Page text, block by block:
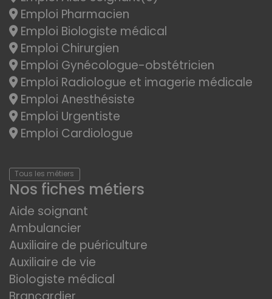
Emploi Pharmacien
Emploi Biologiste médical
Emploi Chirurgien
Emploi Gynécologue-obstétricien
Emploi Radiologue et imagerie médicale
Emploi Anesthésiste
Emploi Urgentiste
Emploi Cardiologue
Tous les métiers
Nos fiches métiers
Aide soignant
Ambulancier
Auxiliaire de puériculture
Auxiliaire de vie
Biologiste médical